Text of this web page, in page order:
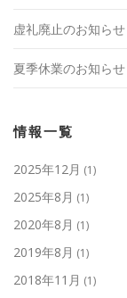
虚礼廃止のお知らせ
夏季休業のお知らせ
情報一覧
2025年12月 (1)
2025年8月 (1)
2020年8月 (1)
2019年8月 (1)
2018年11月 (1)